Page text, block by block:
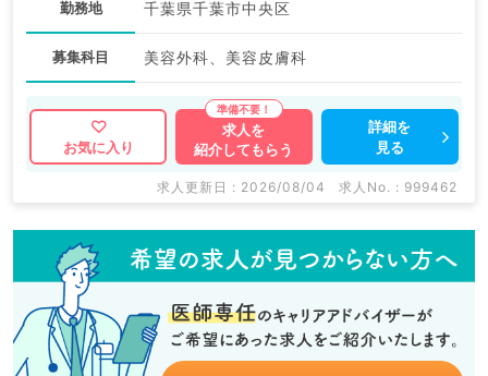
勤務地 千葉県千葉市中央区
募集科目 美容外科、美容皮膚科
お気に入り
求人を
紹介してもらう
詳細を
見る
求人更新日 : 2026/08/04 求人No. : 999462